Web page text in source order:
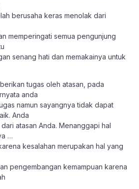
berusaha keras menolak dari
memperingati semua pengunjung
senang hati dan memakainya untuk
tugas oleh atasan, pada
anda
namun sayangnya tidak dapat
Anda
atasan Anda. Menanggapi hal
…
kesalahan merupakan hal yang
pengembangan kemampuan karena